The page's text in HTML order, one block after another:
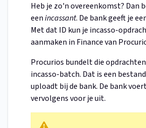
Heb je zo'n overeenkomst? Dan
eenincassant. De bank geeft je
Met dat ID kun je incasso-
aanmaken in Finance van
Procurios bundelt die
incasso-batch. Dat is een
uploadt bij de bank. De bank
vervolgens voor je uit.